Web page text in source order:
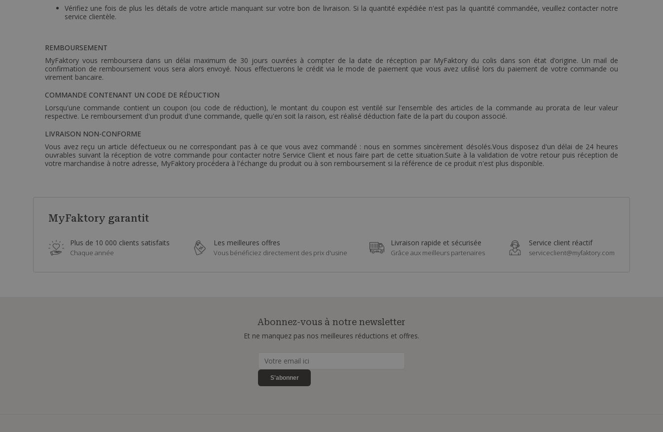
Vérifiez une fois de plus les détails de votre article manquant sur votre bon de livraison. Si la quantité expédiée n'est pas la quantité commandée, veuillez contacter notre
service clientèle.
REMBOURSEMENT
MyFaktory vous remboursera dans un délai maximum de 30 jours ouvrées à compter de la date de réception par MyFaktory du colis dans son état d’origine. Un mail de
confirmation de remboursement vous sera alors envoyé. Nous effectuerons le crédit via le mode de paiement que vous avez utilisé lors du paiement de votre commande ou
virement bancaire.
COMMANDE CONTENANT UN CODE DE RÉDUCTION
Lorsqu'une commande contient un coupon (ou code de réduction), le montant du coupon est ventilé sur l'ensemble des articles de la commande au prorata de leur valeur
respective. Le remboursement d'un produit d'une commande, quelle qu'en soit la raison, est réalisé déduction faite de la part du coupon associé.
LIVRAISON NON-CONFORME
Vous avez reçu un article défectueux ou ne correspondant pas à ce que vous avez commandé : nous en sommes sincèrement désolés.Vous disposez d'un délai de 24 heures
ouvrables suivant la réception de votre commande pour contacter notre Service Client et nous faire part de cette situation.Suite à la validation de votre retour puis réception de
votre marchandise à notre adresse, MyFaktory procédera à l'échange du produit ou à son remboursement si la référence de ce produit n'est plus disponible.
MyFaktory garantit
Plus de 10 000 clients satisfaits
Chaque année
Les meilleures offres
Vous bénéficiez directement des prix d'usine
Livraison rapide et sécurisée
Grâce aux meilleurs partenaires
Service client réactif
serviceclient@myfaktory.com
Abonnez-vous à notre newsletter
Et ne manquez pas nos meilleures réductions et offres.
S'abonner